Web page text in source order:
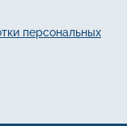
персональных